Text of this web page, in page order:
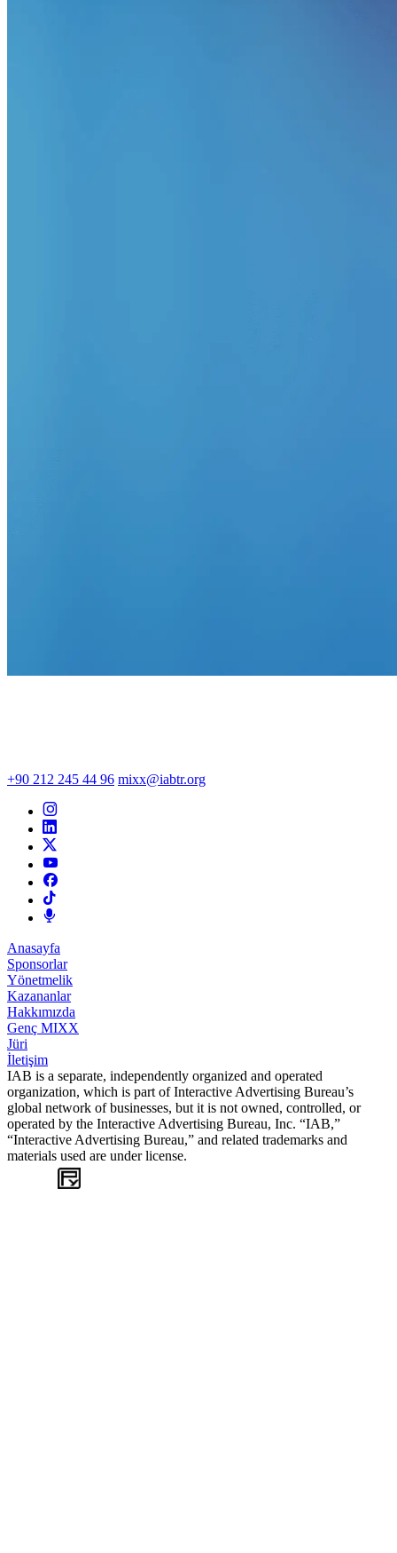
+90 212 245 44 96 mixx@iabtr.org
Anasayfa
Sponsorlar
Yönetmelik
Kazananlar
Hakkımızda
Genç MIXX
Jüri
İletişim
IAB is a separate, independently organized and operated
organization, which is part of Interactive Advertising Bureau’s
global network of businesses, but it is not owned, controlled, or
operated by the Interactive Advertising Bureau, Inc. “IAB,”
“Interactive Advertising Bureau,” and related trademarks and
materials used are under license.